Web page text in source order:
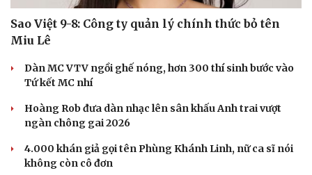
Sao Việt 9-8: Công ty quản lý chính thức bỏ tên
Miu Lê
Dàn MC VTV ngồi ghế nóng, hơn 300 thí sinh bước vào
Tứ kết MC nhí
Hoàng Rob đưa dàn nhạc lên sân khấu Anh trai vượt
ngàn chông gai 2026
4.000 khán giả gọi tên Phùng Khánh Linh, nữ ca sĩ nói
không còn cô đơn